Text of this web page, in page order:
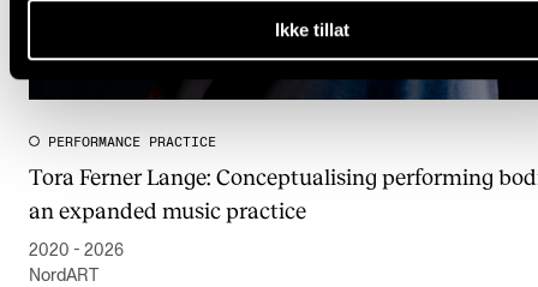
Ikke tillat
PERFORMANCE PRACTICE
Tora Ferner Lange: Conceptualising performing
an expanded music practice
2020 - 2026
NordART